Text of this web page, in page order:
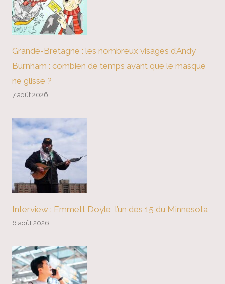
Grande-Bretagne : les nombreux visages d’Andy
Burnham : combien de temps avant que le masque
ne glisse ?
7 août 2026
Interview : Emmett Doyle, l’un des 15 du Minnesota
6 août 2026